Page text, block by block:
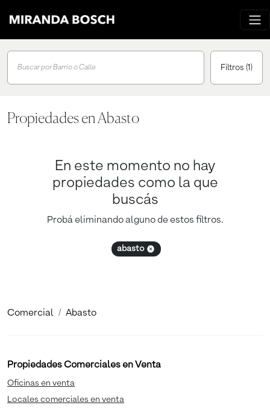
Buscar por Barrio o Calle Filtros (1)
Propiedades en Abasto
En este momento no hay
propiedades como la que
buscás
Probá eliminando alguno de estos filtros.
abasto
Comercial Abasto
Propiedades Comerciales en Venta
Oficinas en venta
Locales comerciales en venta